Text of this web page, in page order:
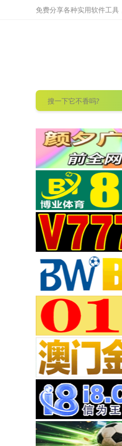
免费分享各种实用软件工